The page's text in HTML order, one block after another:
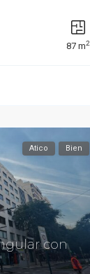
87 m2
Atico Bien
con